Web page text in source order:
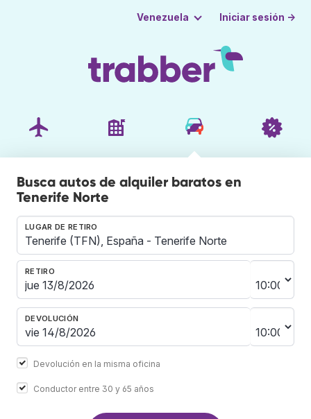
Venezuela Iniciar sesión →
Busca autos de alquiler baratos en
Tenerife Norte
LUGAR DE RETIRO
RETIRO
DEVOLUCIÓN
Devolución en la misma oficina
Conductor entre 30 y 65 años